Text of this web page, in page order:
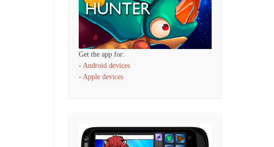
Get the app for:
- Android devices
- Apple devices